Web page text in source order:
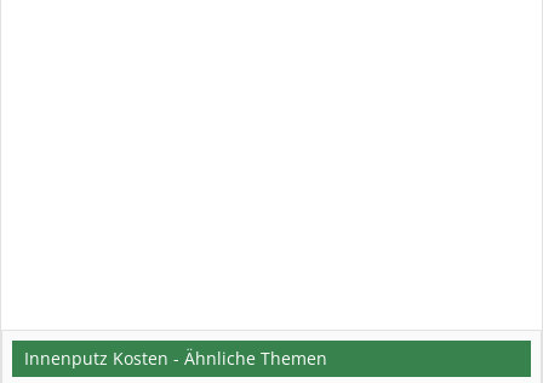
Innenputz Kosten - Ähnliche Themen